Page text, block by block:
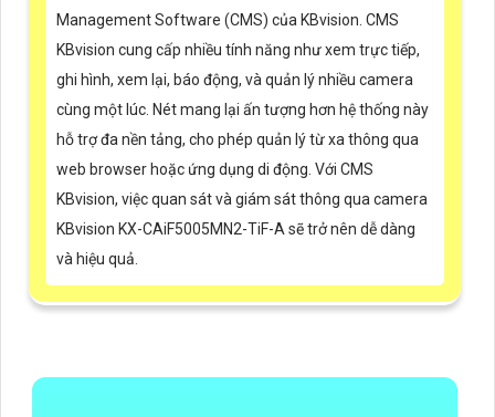
Management Software (CMS) của KBvision. CMS
KBvision cung cấp nhiều tính năng như xem trực tiếp,
ghi hình, xem lại, báo động, và quản lý nhiều camera
cùng một lúc. Nét mang lại ấn tượng hơn hệ thống này
hỗ trợ đa nền tảng, cho phép quản lý từ xa thông qua
web browser hoặc ứng dụng di động. Với CMS
KBvision, việc quan sát và giám sát thông qua camera
KBvision KX-CAiF5005MN2-TiF-A sẽ trở nên dễ dàng
và hiệu quả.